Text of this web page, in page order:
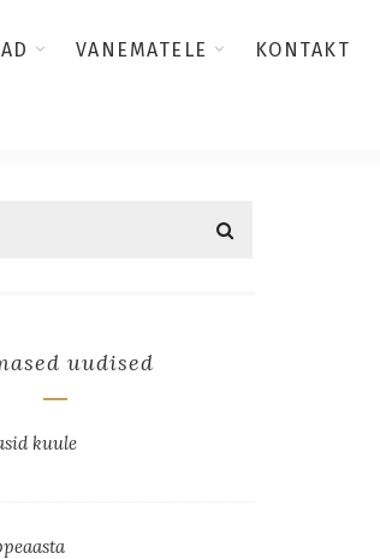
VANEMATELE KONTAKT
uudised
kuule